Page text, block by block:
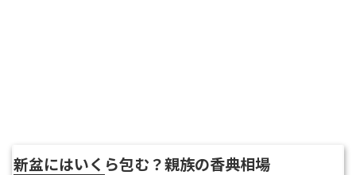
新盆にはいくら包む？親族の香典相場